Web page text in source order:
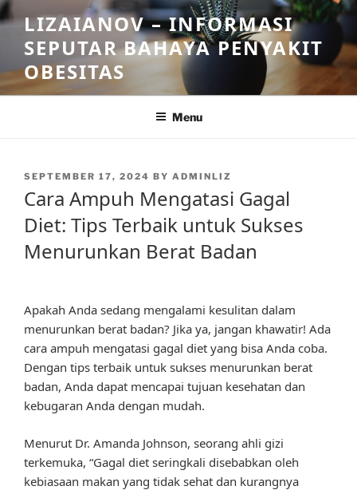
Skip
to
content
LIZAIANOV – INFORMASI
SEPUTAR BAHAYA PENYAKIT
OBESITAS
Menu
POSTED
SEPTEMBER 17, 2024 BY ADMINLIZ
Cara Ampuh Mengatasi Gagal
Diet: Tips Terbaik untuk Sukses
Menurunkan Berat Badan
Apakah Anda sedang mengalami kesulitan dalam
menurunkan berat badan? Jika ya, jangan khawatir! Ada
cara ampuh mengatasi gagal diet yang bisa Anda coba.
Dengan tips terbaik untuk sukses menurunkan berat
badan, Anda dapat mencapai tujuan kesehatan dan
kebugaran Anda dengan mudah.
Menurut Dr. Amanda Johnson, seorang ahli gizi
terkemuka, “Gagal diet seringkali disebabkan oleh
kebiasaan makan yang tidak sehat dan kurangnya